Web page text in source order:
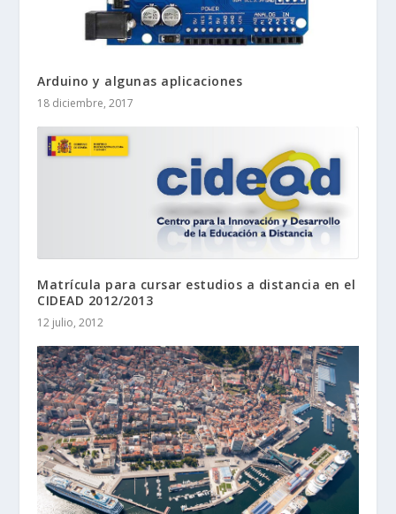
Arduino y algunas aplicaciones
18 diciembre, 2017
Matrícula para cursar estudios a distancia en el
CIDEAD 2012/2013
12 julio, 2012